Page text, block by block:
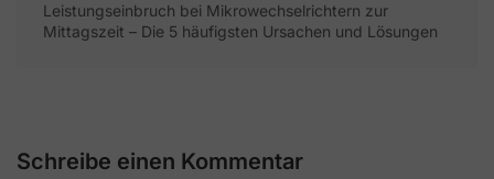
Leistungseinbruch bei Mikrowechselrichtern zur
Mittagszeit – Die 5 häufigsten Ursachen und Lösungen
Schreibe einen Kommentar